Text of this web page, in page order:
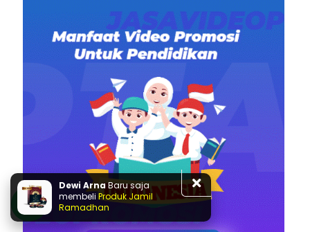
Dewi ArnaBaru saja
membeli Produk Jamil
Ramadhan